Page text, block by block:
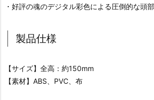
・好評の魂のデジタル彩色による圧倒的な頭部
製品仕様
【サイズ】全高：約150mm
【素材】ABS、PVC、布